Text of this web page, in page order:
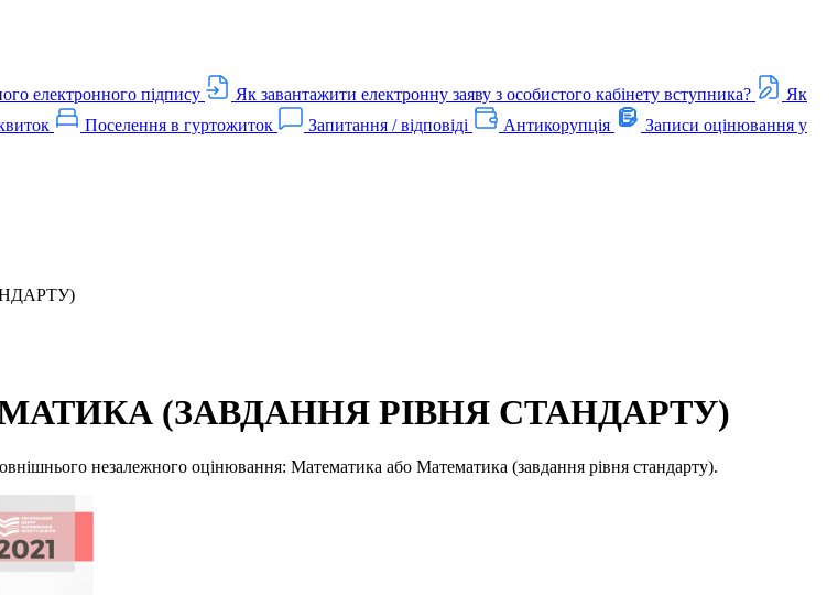
електронного підпису Як завантажити електронну заяву з особистого кабінету вступника?
Як
Поселення в гуртожиток Запитання / відповіді Антикорупція
Записи оцінювання у
(ЗАВДАННЯ РІВНЯ СТАНДАРТУ)
незалежного оцінювання: Математика або Математика (завдання рівня стандарту).